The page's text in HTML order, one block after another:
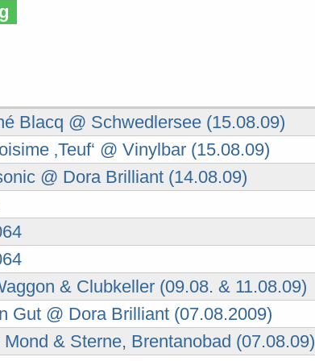
Blacq @ Schwedlersee (15.08.09)
‚Teuf‘ @ Vinylbar (15.08.09)
@ Dora Brilliant (14.08.09)
& Clubkeller (09.08. & 11.08.09)
Gut @ Dora Brilliant (07.08.2009)
& Sterne, Brentanobad (07.08.09)